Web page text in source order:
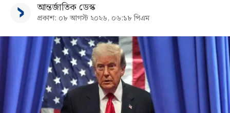
আন্তর্জাতিক ডেস্ক
প্রকাশ: ০৮ আগস্ট ২০২৬, ০৬:১৮ পিএম